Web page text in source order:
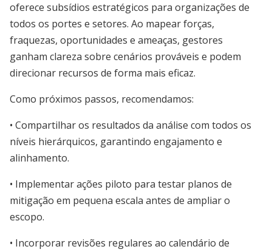
oferece subsídios estratégicos para organizações de
todos os portes e setores. Ao mapear forças,
fraquezas, oportunidades e ameaças, gestores
ganham clareza sobre cenários prováveis e podem
direcionar recursos de forma mais eficaz.
Como próximos passos, recomendamos:
• Compartilhar os resultados da análise com todos os
níveis hierárquicos, garantindo engajamento e
alinhamento.
• Implementar ações piloto para testar planos de
mitigação em pequena escala antes de ampliar o
escopo.
• Incorporar revisões regulares ao calendário de